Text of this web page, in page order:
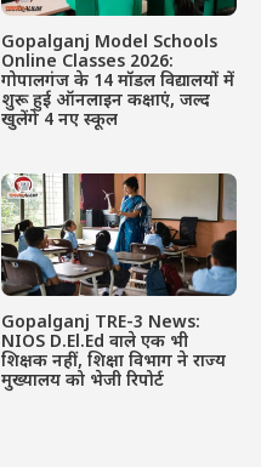
Gopalganj Model Schools
Online Classes 2026:
गोपालगंज के 14 मॉडल विद्यालयों में
शुरू हुई ऑनलाइन कक्षाएं, जल्द
खुलेंगे 4 नए स्कूल
Gopalganj TRE-3 News:
NIOS D.El.Ed वाले एक भी
शिक्षक नहीं, शिक्षा विभाग ने राज्य
मुख्यालय को भेजी रिपोर्ट